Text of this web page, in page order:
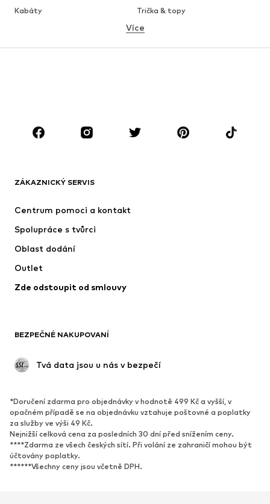
Kabáty
Trička & topy
Spodní prádlo
Sukně
Halenky & tuniky
Doplňky
Premium
Nové
Bundy
Spodní prádlo
Kabáty
Plavky
Upcyklace
Nové
Oblíbené
Tenisky
Lodičky & boty na podpatku
Kozačky
Sandály
Více
ZÁKAZNICKÝ SERVIS
Centrum pomoci a kontakt
Spolupráce s tvůrci
Oblast dodání
Outlet
Zde odstoupit od smlouvy
BEZPEČNÉ NAKUPOVANÍ
Tvá data jsou u nás v bezpečí
*Doručení zdarma pro objednávky v hodnotě 499 Kč a vyšší, v
opačném případě se na objednávku vztahuje poštovné a poplatky
za služby ve výši 49 Kč.
Nejnižší celková cena za posledních 30 dní před snížením ceny.
****Zdarma ze všech českých sítí. Při volání ze zahraničí mohou být
účtovány poplatky.
******Všechny ceny jsou včetně DPH.